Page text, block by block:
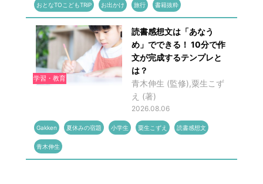
おとなTOこどもTRiP お出かけ 旅行 書籍抜粋
学習・教育
読書感想文は「あなう
め」でできる！ 10分で作
文が完成するテンプレと
は？
青木伸生 (監修),粟生こず
え (著)
2026.08.06
Gakken 夏休みの宿題 小学生 粟生こずえ 読書感想文
青木伸生